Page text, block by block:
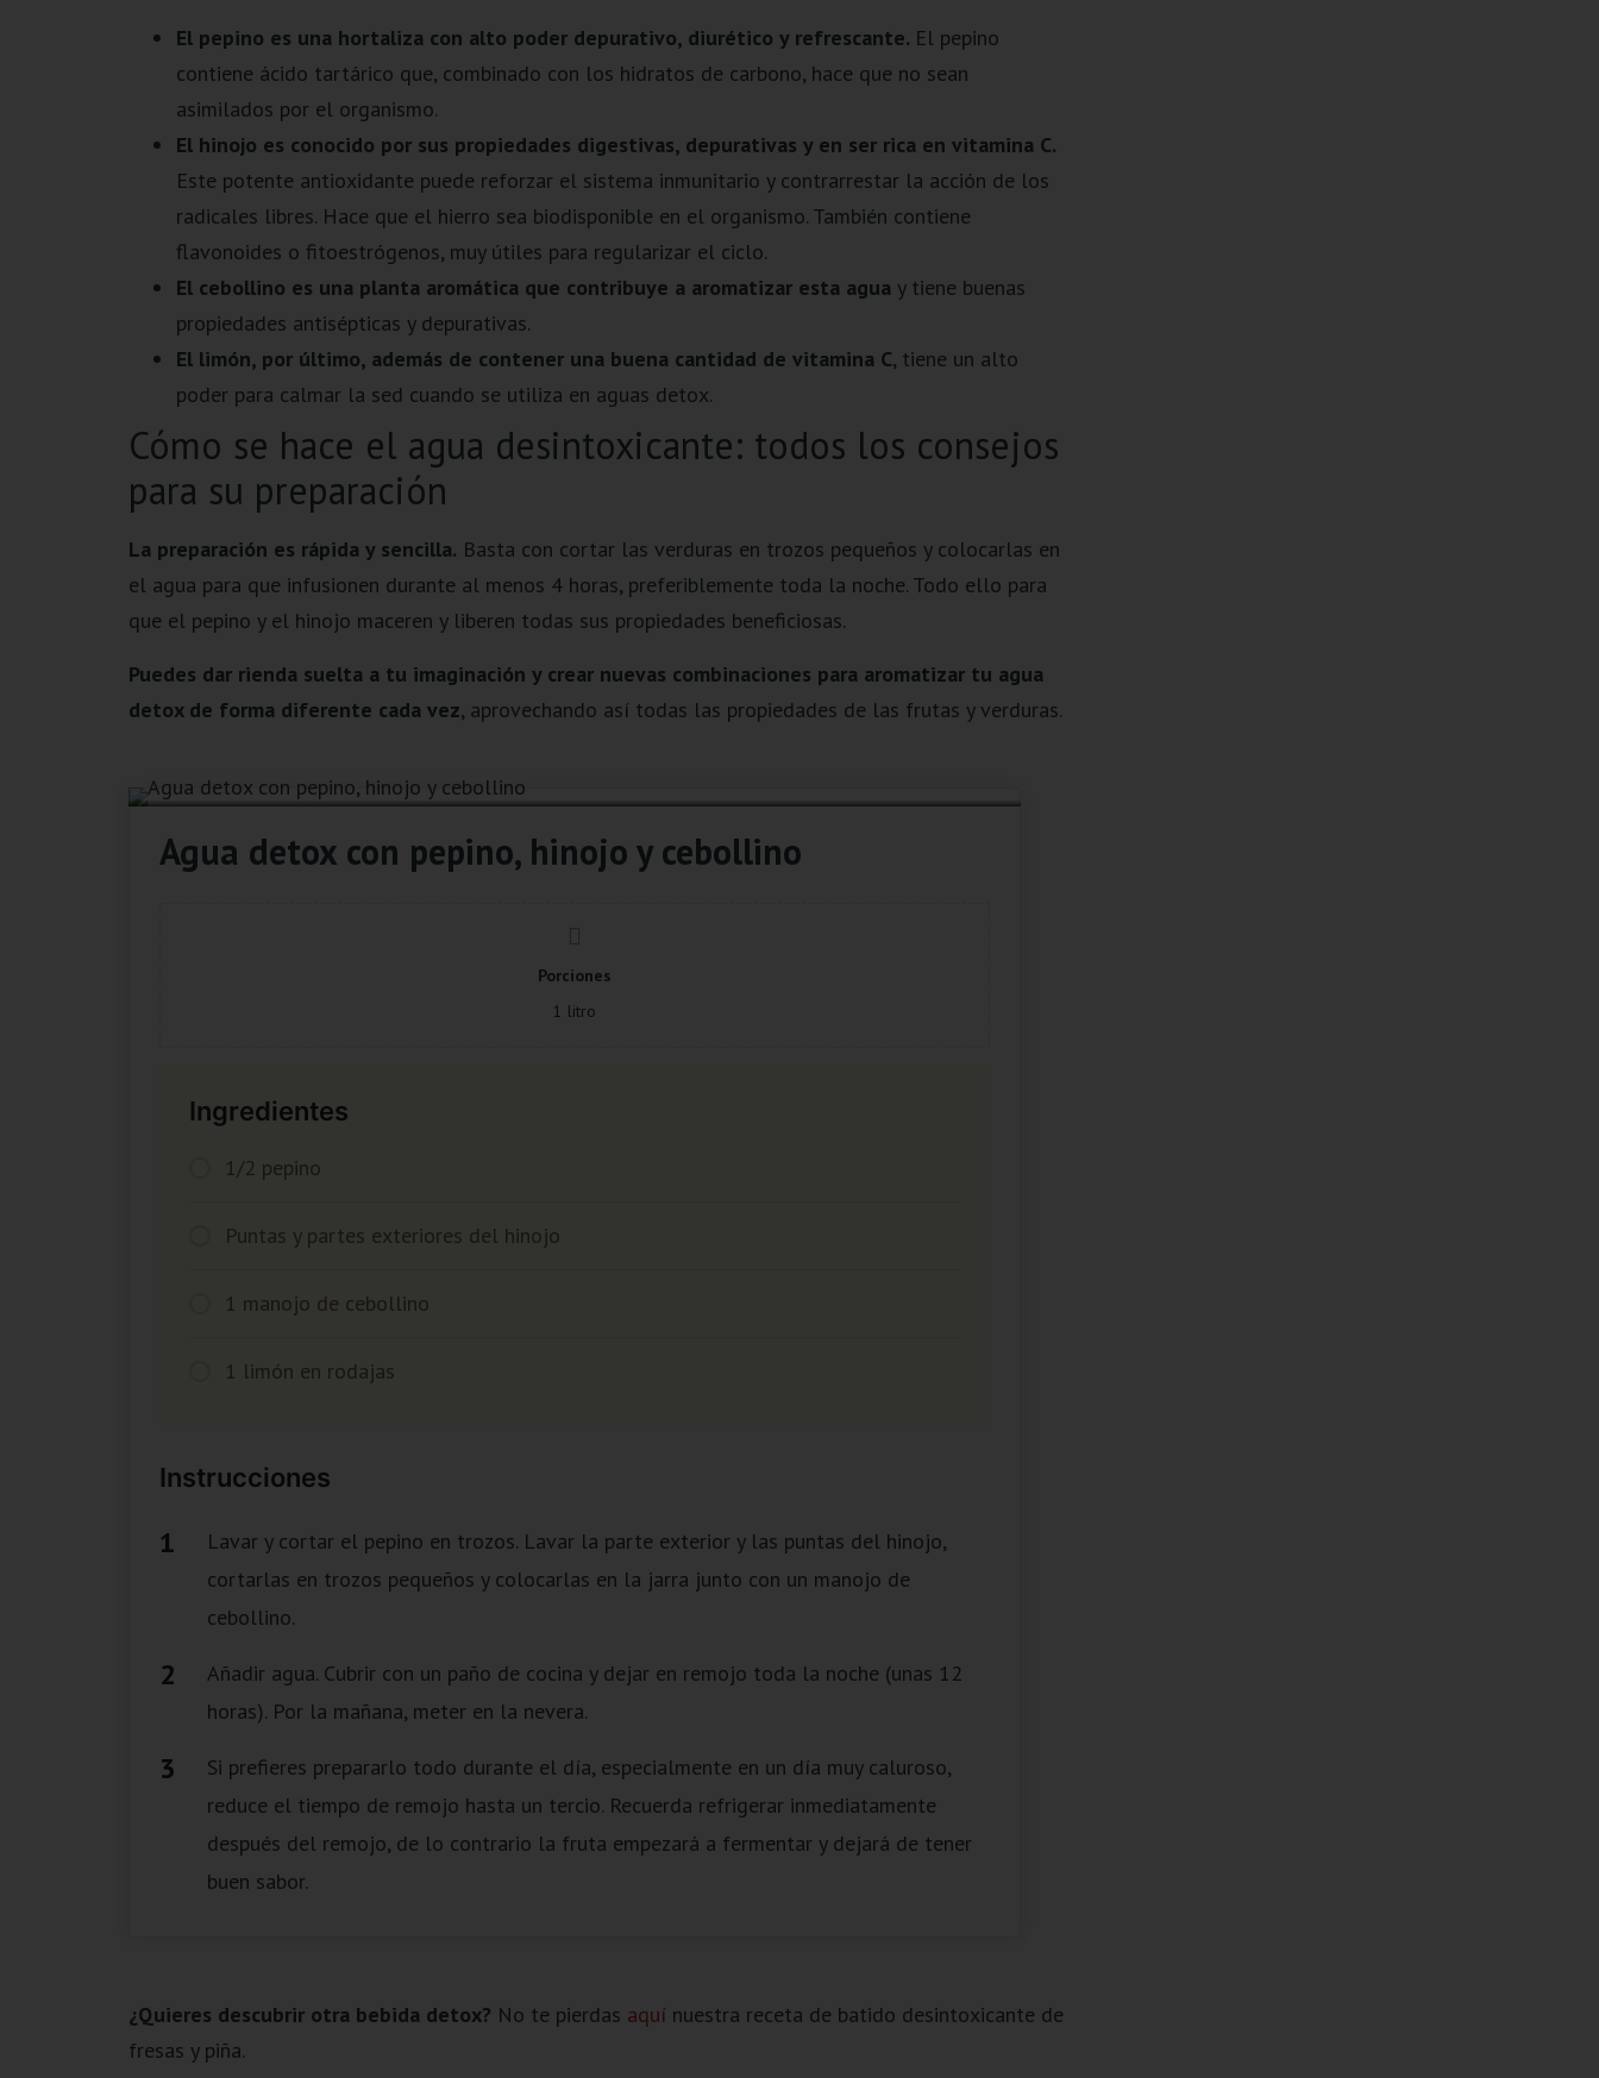
El pepino es una hortaliza con alto poder depurativo, diurético y refrescante. El pepino
contiene ácido tartárico que, combinado con los hidratos de carbono, hace que no sean
asimilados por el organismo.
El hinojo es conocido por sus propiedades digestivas, depurativas y en ser rica en vitamina C.
Este potente antioxidante puede reforzar el sistema inmunitario y contrarrestar la acción de los
radicales libres. Hace que el hierro sea biodisponible en el organismo. También contiene
flavonoides o fitoestrógenos, muy útiles para regularizar el ciclo.
El cebollino es una planta aromática que contribuye a aromatizar esta agua y tiene buenas
propiedades antisépticas y depurativas.
El limón, por último, además de contener una buena cantidad de vitamina C, tiene un alto
poder para calmar la sed cuando se utiliza en aguas detox.
Cómo se hace el agua desintoxicante: todos los consejos
para su preparación
La preparación es rápida y sencilla. Basta con cortar las verduras en trozos pequeños y colocarlas en
el agua para que infusionen durante al menos 4 horas, preferiblemente toda la noche. Todo ello para
que el pepino y el hinojo maceren y liberen todas sus propiedades beneficiosas.
Puedes dar rienda suelta a tu imaginación y crear nuevas combinaciones para aromatizar tu agua
detox de forma diferente cada vez, aprovechando así todas las propiedades de las frutas y verduras.
Agua detox con pepino, hinojo y cebollino
Porciones
1 litro
Ingredientes
1/2 pepino
Puntas y partes exteriores del hinojo
1 manojo de cebollino
1 limón en rodajas
Instrucciones
Lavar y cortar el pepino en trozos. Lavar la parte exterior y las puntas del hinojo,
cortarlas en trozos pequeños y colocarlas en la jarra junto con un manojo de
cebollino.
Añadir agua. Cubrir con un paño de cocina y dejar en remojo toda la noche (unas 12
horas). Por la mañana, meter en la nevera.
Si prefieres prepararlo todo durante el día, especialmente en un día muy caluroso,
reduce el tiempo de remojo hasta un tercio. Recuerda refrigerar inmediatamente
después del remojo, de lo contrario la fruta empezará a fermentar y dejará de tener
buen sabor.
¿Quieres descubrir otra bebida detox? No te pierdas aquí nuestra receta de batido desintoxicante de
fresas y piña.